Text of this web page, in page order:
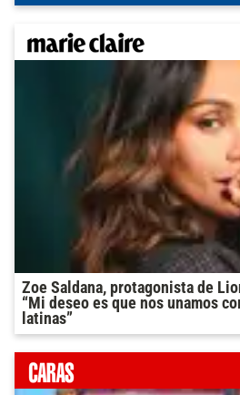
Zoe Saldana, protagonista de
“Mi deseo es que nos unamos
latinas”